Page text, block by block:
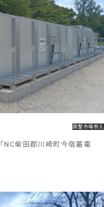
調整市場参入
NC柴田郡川崎町今宿蓄電